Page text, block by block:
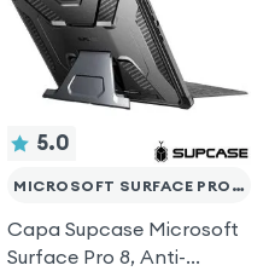
5.0
MICROSOFT SURFACE PRO 8
Capa Supcase Microsoft
Surface Pro 8, Anti-